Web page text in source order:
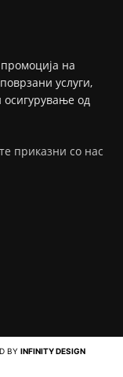
на
услуги,
осигурување од
приказни со нас
BY INFINITY DESIGN